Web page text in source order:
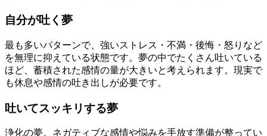
自分が吐く夢
最も多いパターンで、強いストレス・不満・後悔・怒りなど
を無理に抑えている状態です。夢の中でたくさん吐いている
ほど、蓄積された感情の量が大きいと考えられます。現実で
も休息や感情の吐き出しが必要です。
吐いてスッキリする夢
浄化の夢。ネガティブな感情や悩みを手放す準備が整ってい